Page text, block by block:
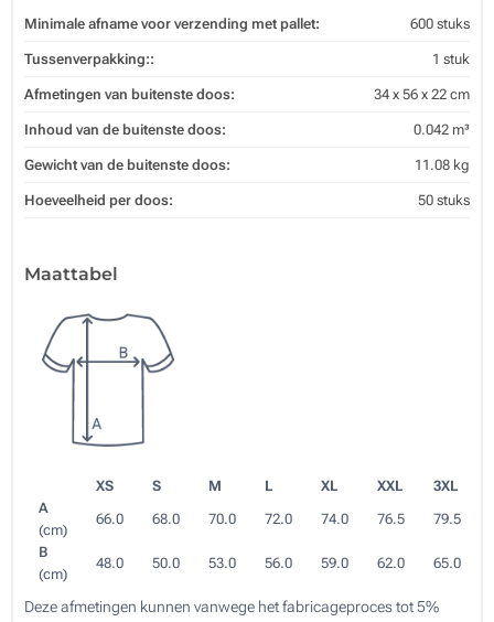
Minimale afname voor verzending met pallet: 600 stuks
Tussenverpakking:: 1 stuk
Afmetingen van buitenste doos: 34 x 56 x 22 cm
Inhoud van de buitenste doos: 0.042 m³
Gewicht van de buitenste doos: 11.08 kg
Hoeveelheid per doos: 50 stuks
Maattabel
XS S M L XL XXL
3XL
A
(cm)
66.0 68.0 70.0 72.0 74.0 76.5
79.5
B
(cm)
48.0 50.0 53.0 56.0 59.0 62.0 65.0
Deze afmetingen kunnen vanwege het fabricageproces tot 5%